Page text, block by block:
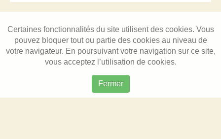
Certaines fonctionnalités du site utilisent des cookies. Vous
pouvez bloquer tout ou partie des cookies au niveau de
votre navigateur. En poursuivant votre navigation sur ce site,
vous acceptez l’utilisation de cookies.
Fermer